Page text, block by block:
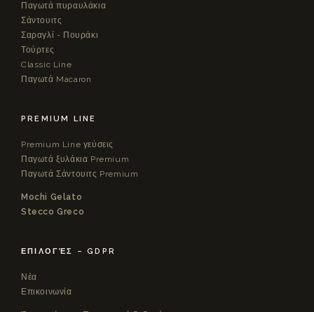
Παγωτά πυραυλάκια
Σάντουιτς
Σαραγλί - Πουράκι
Τούρτες
Classic Line
Παγωτά Macaron
PREMIUM LINE
Premium Line γεύσεις
Παγωτά ξυλάκια Premium
Παγωτά Σάντουιτς Premium
Mochi Gelato
Stecco Greco
ΕΠΙΛΟΓΈΣ – GDPR
Νέα
Επικοινωνία